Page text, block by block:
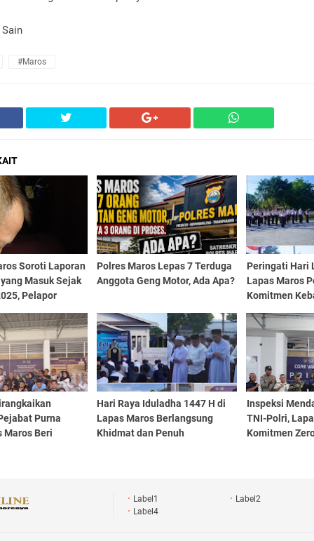
#Maros
Soroti Laporan
Masuk Sejak
Pelapor
Polres Maros Lepas 7 Terduga
Anggota Geng Motor, Ada Apa?
Peringati Hari
Lapas Maros
Komitmen
Purna
Maros Beri
Hari Raya Iduladha 1447 H di
Lapas Maros Berlangsung
Khidmat dan Penuh
Inspeksi
TNI-Polri,
Komitmen
Label1 Label2
Label4